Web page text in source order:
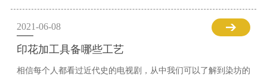
2021-06-08
印花加工具备哪些工艺
相信每个人都看过近代史的电视剧，从中我们可以了解到染坊的